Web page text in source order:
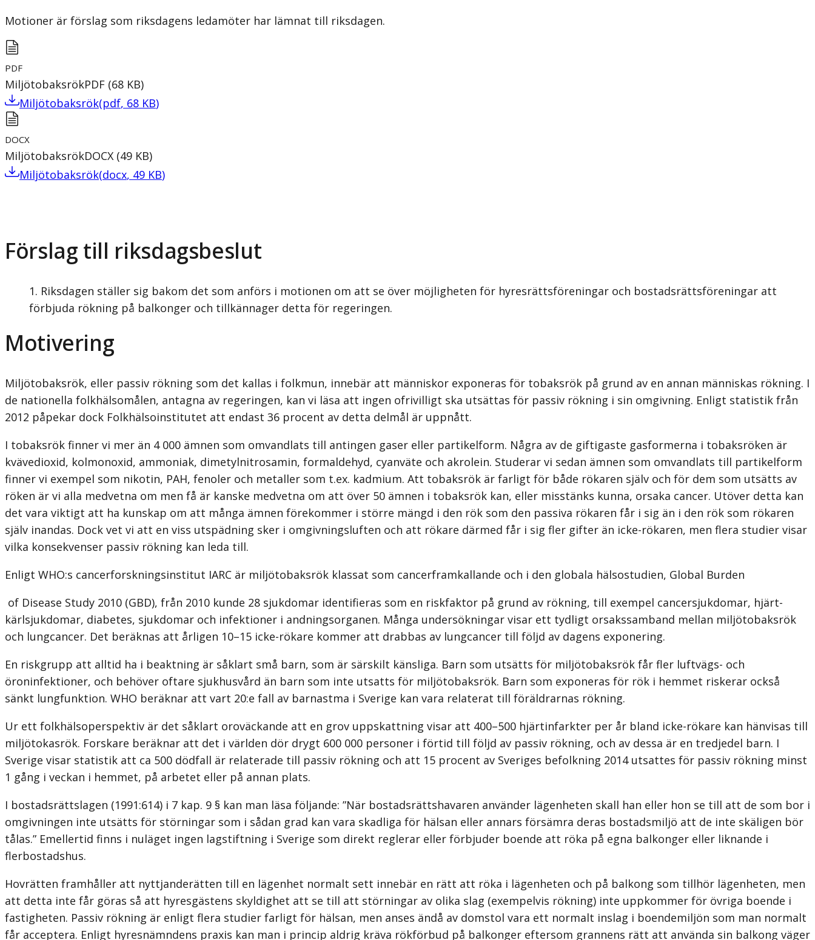
Motioner är förslag som riksdagens ledamöter har lämnat till riksdagen.
PDF
MiljötobaksrökPDF (68 KB)
Miljötobaksrök(pdf, 68 KB)
DOCX
MiljötobaksrökDOCX (49 KB)
Miljötobaksrök(docx, 49 KB)
Förslag till riksdagsbeslut
Riksdagen ställer sig bakom det som anförs i motionen om att se över möjligheten för hyresrättsföreningar och bostadsrättsföreningar att
förbjuda rökning på balkonger och tillkännager detta för regeringen.
Motivering
Miljötobaksrök, eller passiv rökning som det kallas i folkmun, innebär att människor exponeras för tobaksrök på grund av en annan människas rökning. I
de nationella folkhälsomålen, antagna av regeringen, kan vi läsa att ingen ofrivilligt ska utsättas för passiv rökning i sin omgivning. Enligt statistik från
2012 påpekar dock Folkhälsoinstitutet att endast 36 procent av detta delmål är uppnått.
I tobaksrök finner vi mer än 4 000 ämnen som omvandlats till antingen gaser eller partikelform. Några av de giftigaste gasformerna i tobaksröken är
kvävedioxid, kolmonoxid, ammoniak, dimetylnitrosamin, formaldehyd, cyanväte och akrolein. Studerar vi sedan ämnen som omvandlats till partikelform
finner vi exempel som nikotin, PAH, fenoler och metaller som t.ex. kadmium. Att tobaksrök är farligt för både rökaren själv och för dem som utsätts av
röken är vi alla medvetna om men få är kanske medvetna om att över 50 ämnen i tobaksrök kan, eller misstänks kunna, orsaka cancer. Utöver detta kan
det vara viktigt att ha kunskap om att många ämnen förekommer i större mängd i den rök som den passiva rökaren får i sig än i den rök som rökaren
själv inandas. Dock vet vi att en viss utspädning sker i omgivningsluften och att rökare därmed får i sig fler gifter än icke-rökaren, men flera studier visar
vilka konsekvenser passiv rökning kan leda till.
Enligt WHO:s cancerforskningsinstitut IARC är miljötobaksrök klassat som cancerframkallande och i den globala hälsostudien, Global Burden
of Disease Study 2010 (GBD), från 2010 kunde 28 sjukdomar identifieras som en riskfaktor på grund av rökning, till exempel cancersjukdomar, hjärt-
kärlsjukdomar, diabetes, sjukdomar och infektioner i andningsorganen. Många undersökningar visar ett tydligt orsakssamband mellan miljötobaksrök
och lungcancer. Det beräknas att årligen 10–15 icke-rökare kommer att drabbas av lungcancer till följd av dagens exponering.
En riskgrupp att alltid ha i beaktning är såklart små barn, som är särskilt känsliga. Barn som utsätts för miljötobaksrök får fler luftvägs- och
öroninfektioner, och behöver oftare sjukhusvård än barn som inte utsatts för miljötobaksrök. Barn som exponeras för rök i hemmet riskerar också
sänkt lungfunktion. WHO beräknar att vart 20:e fall av barnastma i Sverige kan vara relaterat till föräldrarnas rökning.
Ur ett folkhälsoperspektiv är det såklart oroväckande att en grov uppskattning visar att 400–500 hjärtinfarkter per år bland icke-rökare kan hänvisas till
miljötokasrök. Forskare beräknar att det i världen dör drygt 600 000 personer i förtid till följd av passiv rökning, och av dessa är en tredjedel barn. I
Sverige visar statistik att ca 500 dödfall är relaterade till passiv rökning och att 15 procent av Sveriges befolkning 2014 utsattes för passiv rökning minst
1 gång i veckan i hemmet, på arbetet eller på annan plats.
I bostadsrättslagen (1991:614) i 7 kap. 9 § kan man läsa följande: ”När bostadsrättshavaren använder lägenheten skall han eller hon se till att de som bor i
omgivningen inte utsätts för störningar som i sådan grad kan vara skadliga för hälsan eller annars försämra deras bostadsmiljö att de inte skäligen bör
tålas.” Emellertid finns i nuläget ingen lagstiftning i Sverige som direkt reglerar eller förbjuder boende att röka på egna balkonger eller liknande i
flerbostadshus.
Hovrätten framhåller att nyttjanderätten till en lägenhet normalt sett innebär en rätt att röka i lägenheten och på balkong som tillhör lägenheten, men
att detta inte får göras så att hyresgästens skyldighet att se till att störningar av olika slag (exempelvis rökning) inte uppkommer för övriga boende i
fastigheten. Passiv rökning är enligt flera studier farligt för hälsan, men anses ändå av domstol vara ett normalt inslag i boendemiljön som man normalt
får acceptera. Enligt hyresnämndens praxis kan man i princip aldrig kräva rökförbud på balkonger eftersom grannens rätt att använda sin balkong väger